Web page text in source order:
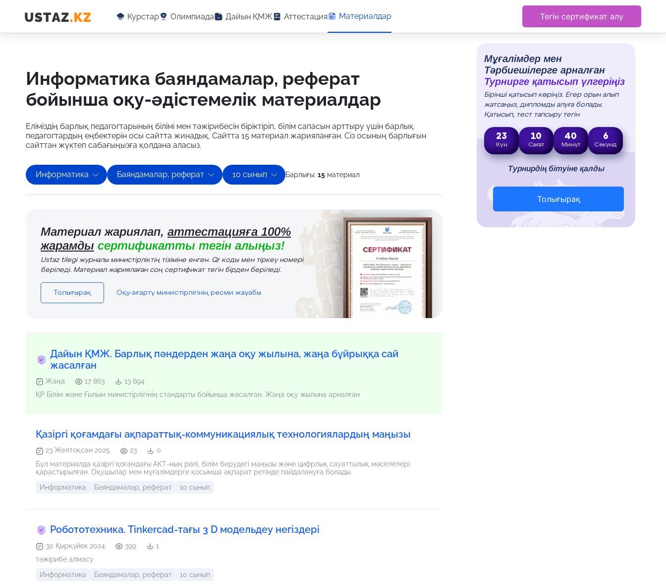
Курстар Олимпиада Дайын ҚМЖ Аттестация Материалдар Тегін сертификат алу
информатика баяндамалар, реферат
бойынша оқу-әдістемелік материалдар
Еліміздің барлық педагогтарының білімі мен тәжірибесін біріктіріп, білім сапасын арттыру үшін барлық
педагогтардың еңбектерін осы сайтта жинадық. Сайтта 15 материал жарияланған. Сіз осының барлығын
сайттан жүктеп сабағыңызға қолдана аласыз.
Информатика Баяндамалар, реферат 10 сынып Барлығы: 15 материал
Материал жариялап, аттестацияға 100%
жарамды сертификатты тегін алыңыз!
Ustaz tilegi журналы министірліктің тізіміне енген. Qr коды мен тіркеу номері
беріледі. Материал жариялаған соң сертификат тегін бірден беріледі.
Толығырақ Оқу-ағарту министірлігінің ресми жауабы
Дайын ҚМЖ. Барлық пәндерден жаңа оқу жылына, жаңа бұйрыққа сай
жасалған
Жаңа 17 863
13 694
ҚР Білім және Ғылым министірлігінің стандарты бойынша жасалған. Жаңа оқу жылына арналған
Қазіргі қоғамдағы ақпараттық-коммуникациялық технологиялардың маңызы
23 Желтоқсан 2025 23
0
Бұл материалда қазіргі қоғамдағы АКТ-ның рөлі, білім берудегі маңызы және цифрлық сауаттылық мәселелері
қарастырылған. Оқушылар мен мұғалімдерге қосымша ақпарат ретінде пайдалануға болады.
Информатика
Баяндамалар, реферат 10 сынып
Робототехника. Tinkercad-тағы 3 D модельдеу негіздері
30 Қырқүйек 2024 399
1
тәжірибе алмасу
Информатика
Баяндамалар, реферат 10 сынып
Мұғалімдер мен
Тәрбиешілерге арналған
Турнирге қатысып үлгеріңіз
Бірінші қатысып көріңіз. Егер орын алып
жатсаңыз, дипломды алуға болады.
Қатысып, тест тапсыру тегін
23
Күн
10
Сағат
40
Минут
5
Секунд
Турнирдің бітуіне қалды
Толығырақ